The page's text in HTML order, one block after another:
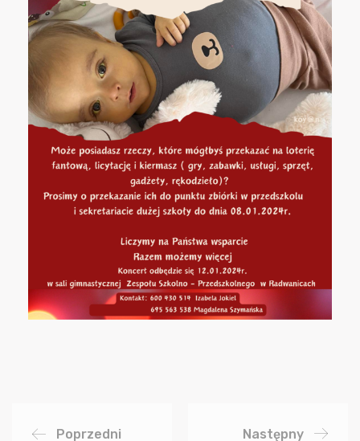
Poprzedni Następny